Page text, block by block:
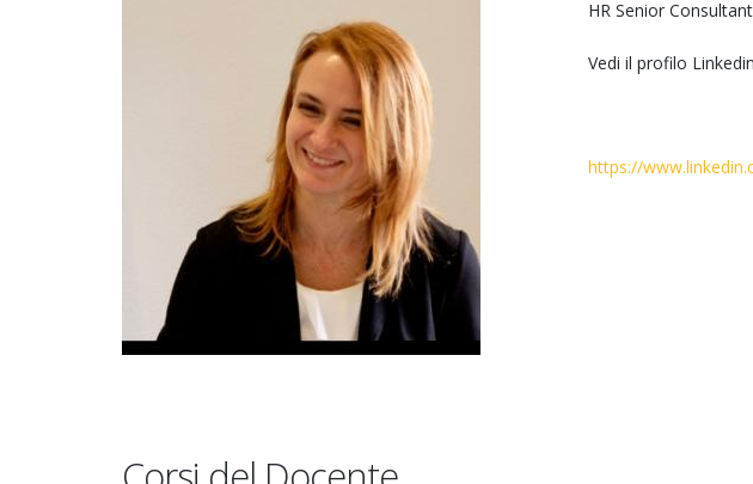
HR Senior
Vedi il profilo
https://